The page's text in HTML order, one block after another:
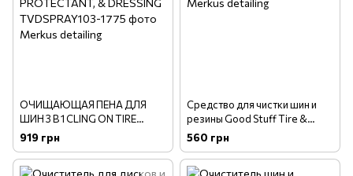
ОЧИЩАЮЩАЯ ПЕНА ДЛЯ
ШИН 3 В 1 CLING ON TIRE
FOAM HIGH GLOSS 3 IN 1
CLEANER, PROTECTANT, &
DRESSING
919 грн
Средство для чистки шин и
резины Good Stuff Tire &
Rubber Cleaner 1л
560 грн